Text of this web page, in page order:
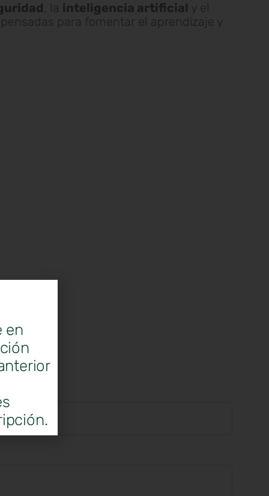
, la inteligencia artificial y el
pensadas para fomentar el aprendizaje y
en